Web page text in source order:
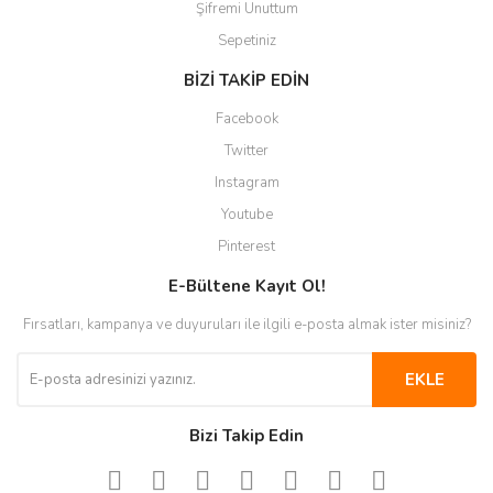
Şifremi Unuttum
Sepetiniz
BİZİ TAKİP EDİN
Facebook
Twitter
Instagram
Youtube
Pinterest
E-Bültene Kayıt Ol!
Fırsatları, kampanya ve duyuruları ile ilgili e-posta almak ister misiniz?
EKLE
Bizi Takip Edin